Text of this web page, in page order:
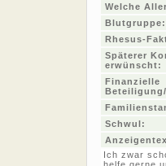
Welche
Blutgruppe:
Rhesus-
Späterer
erwünscht:
Finanzielle
Schwul:
Ich zwar